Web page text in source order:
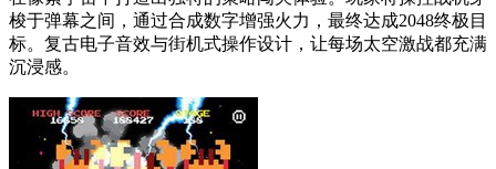
梭于弹幕之间，通过合成数字增强火力，最终达成2048终极目
标。复古电子音效与街机式操作设计，让每场太空激战都充满
沉浸感。